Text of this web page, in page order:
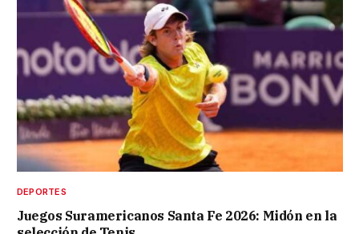
DEPORTES
Juegos Suramericanos Santa Fe 2026: Midón en la